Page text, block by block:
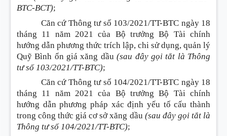
BTC-BCT);
Căn cứ Thông tư số 103/2021/TT-BTC ngày 18
tháng 11 năm 2021 của Bộ trưởng Bộ Tài chính
hướng dẫn phương thức trích lập, chi sử dụng, quản lý
Quỹ Bình ổn giá xăng dầu(sau đây gọi tắt là Thông
tư số 103/2021/TT-BTC);
Căn cứ Thông tư số 104/2021/TT-BTC ngày 18
tháng 11 năm 2021 của Bộ trưởng Bộ Tài chính
hướng dẫn phương pháp xác định yếu tố cấu thành
trong công thức giá cơ sở xăng dầu (sau đây gọi tắt là
Thông tư số 104/2021/TT-BTC);